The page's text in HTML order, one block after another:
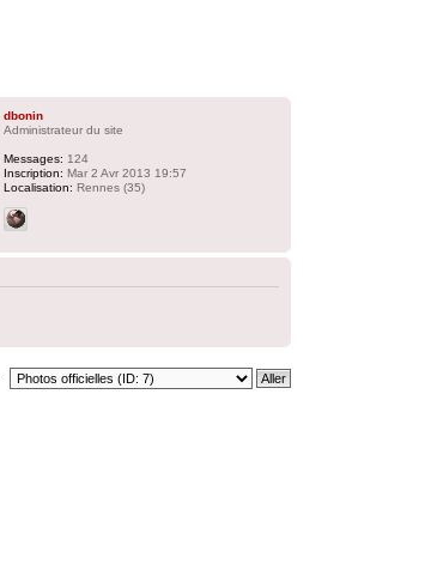
dbonin
Administrateur du site
Messages: 124
Inscription: Mar 2 Avr 2013 19:57
Localisation: Rennes (35)